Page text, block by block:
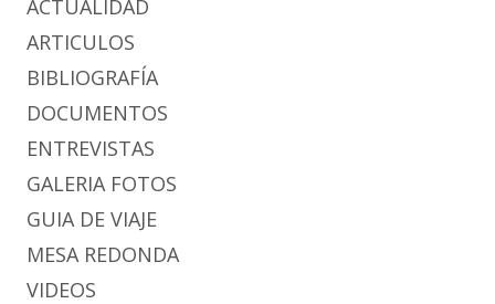
ACTUALIDAD
ARTICULOS
BIBLIOGRAFÍA
DOCUMENTOS
ENTREVISTAS
GALERIA FOTOS
GUIA DE VIAJE
MESA REDONDA
VIDEOS